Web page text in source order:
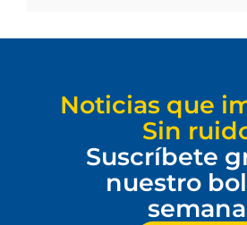
Noticias que
Sin
Suscríbete
nuestro